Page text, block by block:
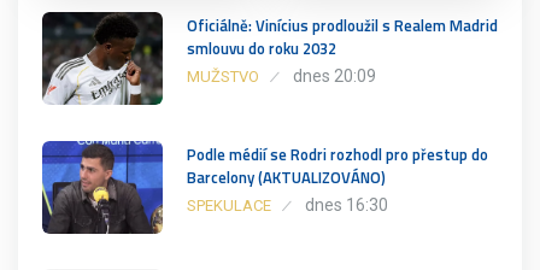
Oficiálně: Vinícius prodloužil s Realem Madrid
smlouvu do roku 2032
MUŽSTVO dnes 20:09
Podle médií se Rodri rozhodl pro přestup do
Barcelony (AKTUALIZOVÁNO)
SPEKULACE dnes 16:30